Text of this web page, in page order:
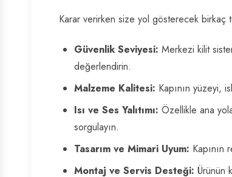
Karar verirken size yol gösterecek birkaç
Güvenlik Seviyesi: Merkezi kilit
değerlendirin.
Malzeme Kalitesi: Kapının yüzeyi,
Isı ve Ses Yalıtımı: Özellikle ana
sorgulayın.
Tasarım ve Mimari Uyum: Kapının
Montaj ve Servis Desteği: Ürünün